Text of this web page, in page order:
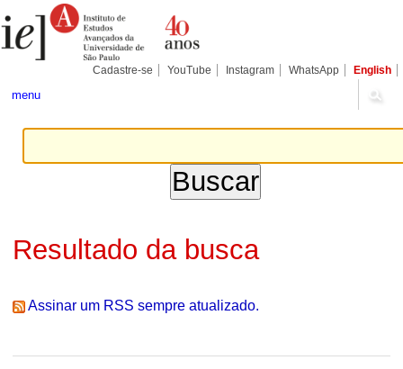
para
conteúdo.
Pessoais
Cadastre-se YouTube Instagram WhatsApp English
menu
Resultado da busca
Assinar um RSS sempre atualizado.